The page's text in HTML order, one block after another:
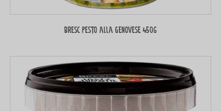
Bresc Pesto alla Genovese 450g